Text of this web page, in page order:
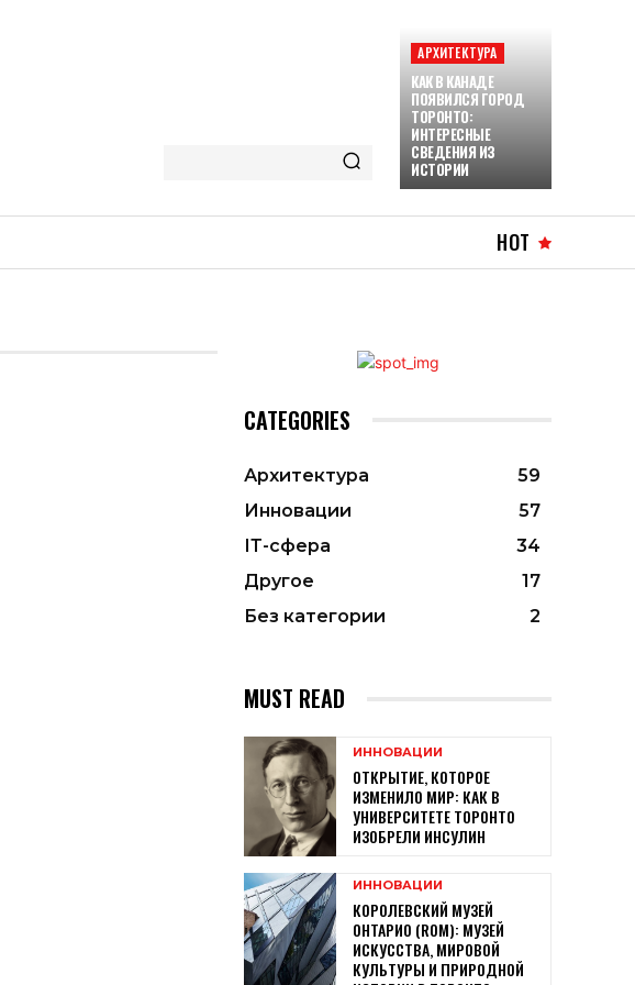
АРХИТЕКТУРА
КАК В КАНАДЕ
ПОЯВИЛСЯ ГОРОД
ТОРОНТО:
ИНТЕРЕСНЫЕ
СВЕДЕНИЯ ИЗ
ИСТОРИИ
HOT
CATEGORIES
Архитектура
59
Инновации
57
ІТ-сфера
34
Другое
17
Без категории
2
MUST READ
ИННОВАЦИИ
ОТКРЫТИЕ, КОТОРОЕ
ИЗМЕНИЛО МИР: КАК В
УНИВЕРСИТЕТЕ ТОРОНТО
ИЗОБРЕЛИ ИНСУЛИН
ИННОВАЦИИ
КОРОЛЕВСКИЙ МУЗЕЙ
ОНТАРИО (ROM): МУЗЕЙ
ИСКУССТВА, МИРОВОЙ
КУЛЬТУРЫ И ПРИРОДНОЙ